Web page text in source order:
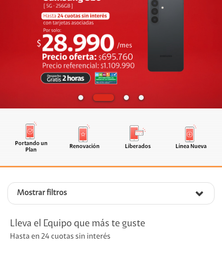
Portando un
Plan
Renovación Liberados Línea Nueva
Mostrar filtros
Lleva el Equipo que más te guste
Hasta en 24 cuotas sin interés